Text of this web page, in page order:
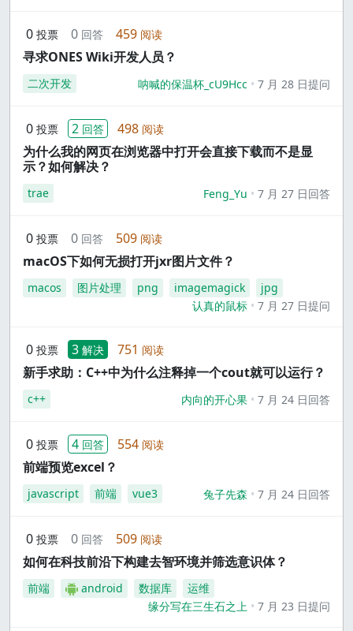
0 投票 0 回答 459 阅读
寻求ONES Wiki开发人员？
二次开发 呐喊的保温杯_cU9Hcc 7 月 28 日提问
0 投票 2 回答 498 阅读
为什么我的网页在浏览器中打开会直接下载而不是显
示？如何解决？
trae Feng_Yu 7 月 27 日回答
0 投票 0 回答 509 阅读
macOS下如何无损打开jxr图片文件？
macos 图片处理 png imagemagick
jpg
认真的鼠标
7 月 27 日提问
0 投票 3 解决 751 阅读
新手求助：C++中为什么注释掉一个cout就可以运行？
c++ 内向的开心果 7 月 24 日回答
0 投票 4 回答 554 阅读
前端预览excel？
javascript 前端 vue3 兔子先森 7 月 24 日回答
0 投票 0 回答 509 阅读
如何在科技前沿下构建去智环境并筛选意识体？
前端 android 数据库
运维
缘分写在三生石之上
7 月 23 日提问